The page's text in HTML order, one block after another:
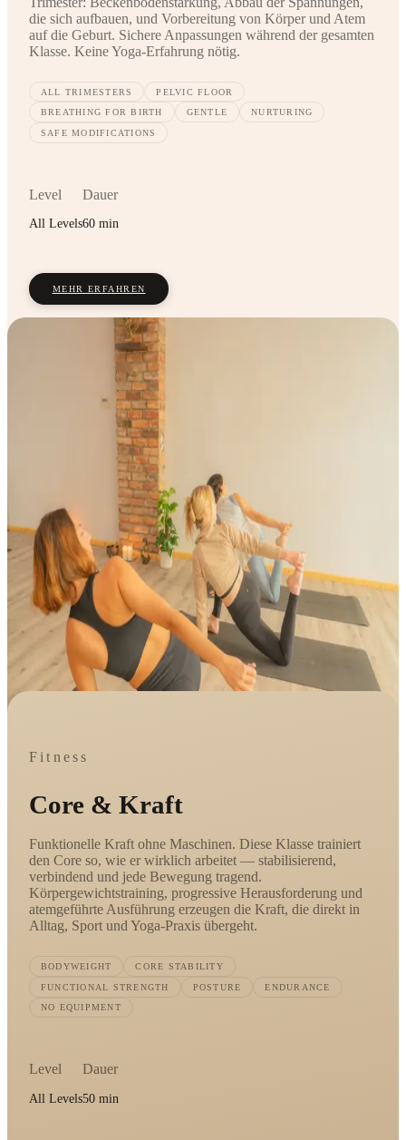
die sich aufbauen, und Vorbereitung von Körper und Atem
auf die Geburt. Sichere Anpassungen während der gesamten
Klasse. Keine Yoga-Erfahrung nötig.
ALL TRIMESTERS PELVIC FLOOR
BREATHING FOR BIRTH GENTLE NURTURING
SAFE MODIFICATIONS
Level
All Levels
Dauer
60 min
MEHR ERFAHREN
Fitness
Core & Kraft
Funktionelle Kraft ohne Maschinen. Diese Klasse trainiert
den Core so, wie er wirklich arbeitet — stabilisierend,
verbindend und jede Bewegung tragend.
Körpergewichtstraining, progressive Herausforderung und
atemgeführte Ausführung erzeugen die Kraft, die direkt in
Alltag, Sport und Yoga-Praxis übergeht.
BODYWEIGHT CORE STABILITY
FUNCTIONAL STRENGTH POSTURE ENDURANCE
NO EQUIPMENT
Level
All Levels
Dauer
50 min